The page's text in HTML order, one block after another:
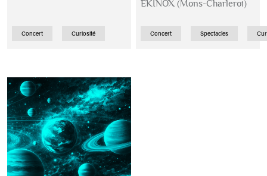
Concert Curiosité
EKINOX (Mons-Charleroi)
Concert Spectacles